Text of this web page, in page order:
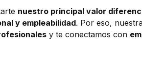
nuestro principal valor
y empleabilidad. Por eso,
y te conectamos con